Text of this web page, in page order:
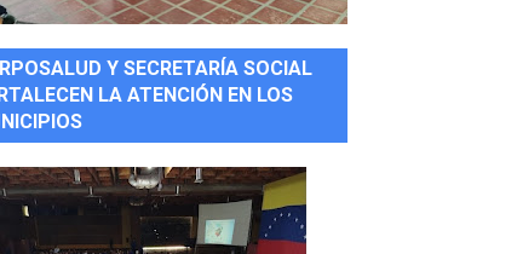
Y SECRETARÍA SOCIAL
LA ATENCIÓN EN LOS